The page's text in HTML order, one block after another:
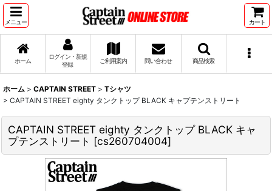
メニュー カート
ホーム
ログイン・新規
登録
ご利用案内 問い合わせ 商品検索
ホーム > CAPTAIN STREET > Tシャツ
> CAPTAIN STREET eighty タンクトップ BLACK キャプテンストリート
CAPTAIN STREET eighty タンクトップ BLACK キャ
プテンストリート [cs260704004]